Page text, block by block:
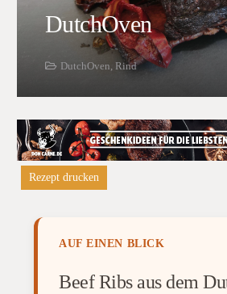
DutchOven
DutchOven, Rind
Rezept drucken
AUF EINEN BLICK
Beef Ribs aus dem